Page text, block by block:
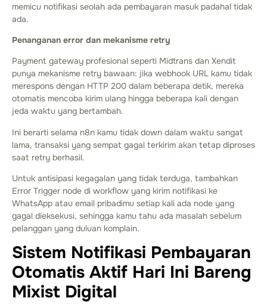
memicu notifikasi seolah ada pembayaran masuk padahal tidak
ada.
Penanganan error dan mekanisme retry
Payment gateway profesional seperti Midtrans dan Xendit
punya mekanisme retry bawaan: jika webhook URL kamu tidak
merespons dengan HTTP 200 dalam beberapa detik, mereka
otomatis mencoba kirim ulang hingga beberapa kali dengan
jeda waktu yang bertambah.
Ini berarti selama n8n kamu tidak down dalam waktu sangat
lama, transaksi yang sempat gagal terkirim akan tetap diproses
saat retry berhasil.
Untuk antisipasi kegagalan yang tidak terduga, tambahkan
Error Trigger node di workflow yang kirim notifikasi ke
WhatsApp atau email pribadimu setiap kali ada node yang
gagal dieksekusi, sehingga kamu tahu ada masalah sebelum
pelanggan yang duluan komplain.
Sistem Notifikasi Pembayaran
Otomatis Aktif Hari Ini Bareng
Mixist Digital